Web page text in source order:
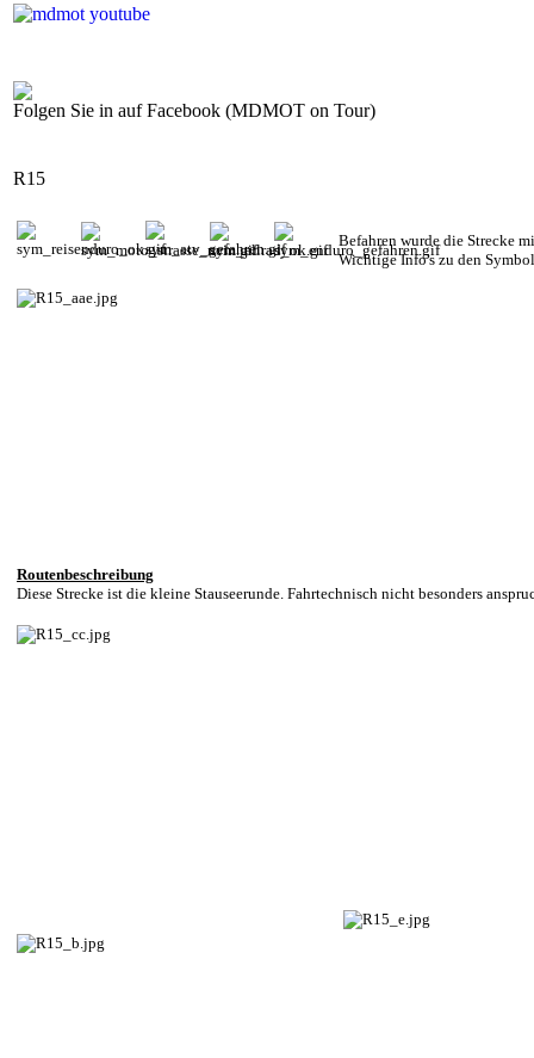
Folgen Sie in auf Facebook (MDMOT on Tour)
R15
Befahren wurde die Strecke
Wichtige Info's zu den
Routenbeschreibung
Diese Strecke ist die kleine Stauseerunde. Fahrtechnisch nicht besonders